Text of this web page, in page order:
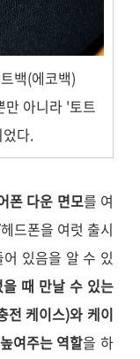
백(에코백)
만 아니라 '토트
다.
폰 다운 면모를 여
드폰을 여럿 출시
있음을 알 수 있
때 만날 수 있는
전 케이스)와 케이
여주는 역할을 하